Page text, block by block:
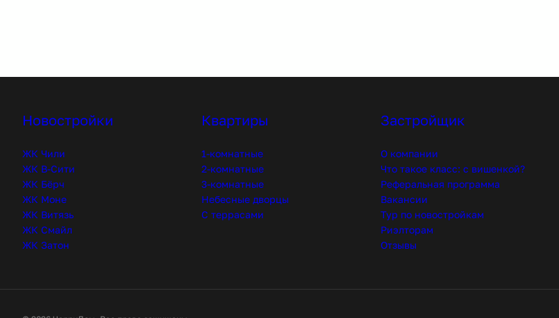
Новостройки
ЖК Чили
ЖК В-Сити
ЖК Бёрч
ЖК Моне
ЖК Витязь
ЖК Смайл
ЖК Затон
Квартиры
1-комнатные
2-комнатные
3-комнатные
Небесные дворцы
С террасами
Застройщик
О компании
Что такое класс: с вишенкой?
Реферальная программа
Вакансии
Тур по новостройкам
Риэлторам
Отзывы